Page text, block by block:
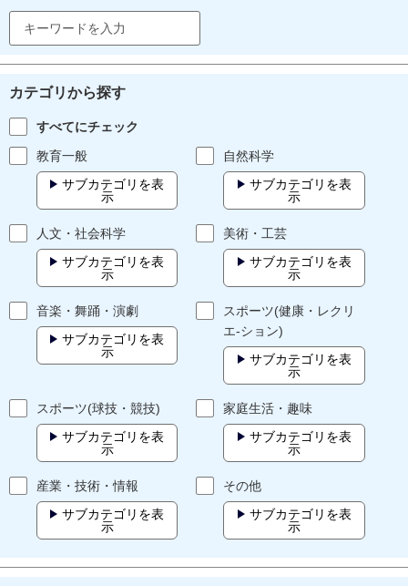
カテゴリから探す
すべてにチェック
教育一般
サブカテゴリを表
示
自然科学
サブカテゴリを表
示
人文・社会科学
サブカテゴリを表
示
美術・工芸
サブカテゴリを表
示
音楽・舞踊・演劇
サブカテゴリを表
示
スポーツ(健康・レクリ
エ-ション)
サブカテゴリを表
示
スポーツ(球技・競技)
サブカテゴリを表
示
家庭生活・趣味
サブカテゴリを表
示
産業・技術・情報
サブカテゴリを表
示
その他
サブカテゴリを表
示